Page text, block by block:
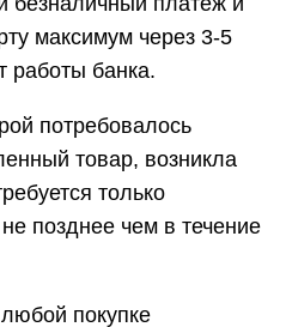
максимум через 3-5
работы банка.
потребовалось
товар, возникла
только
позднее чем в течение
покупке